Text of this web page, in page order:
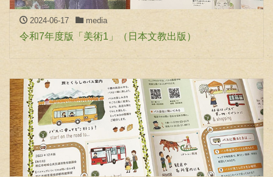
2024-06-17 media
令和7年度版「美術1」（日本文教出版）